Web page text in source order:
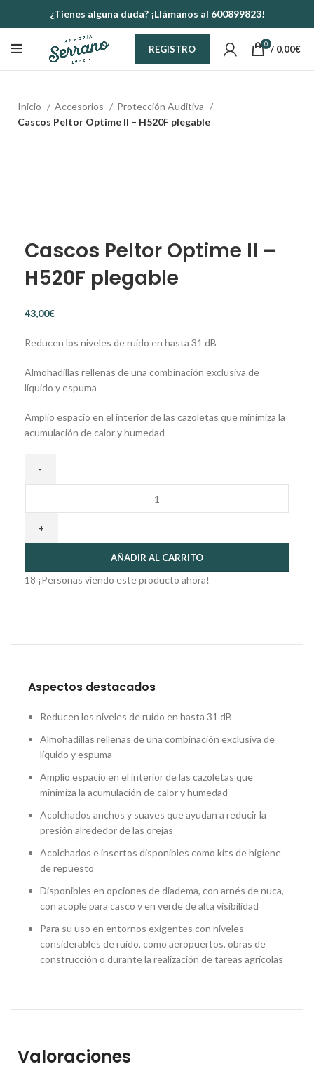
¿Tienes alguna duda? ¡Llámanos al 600899823!
REGISTRO 0 / 0,00€
Inicio Accesorios
Protección Auditiva
Cascos Peltor Optime II – H520F plegable
Cascos Peltor Optime II –
H520F plegable
€
Reducen los niveles de ruido en hasta 31 dB
Almohadillas rellenas de una combinación exclusiva de
líquido y espuma
Amplio espacio en el interior de las cazoletas que minimiza la
acumulación de calor y humedad
AÑADIR AL CARRITO
18 ¡Personas viendo este producto ahora!
Aspectos destacados
Reducen los niveles de ruido en hasta 31 dB
Almohadillas rellenas de una combinación exclusiva de
líquido y espuma
Amplio espacio en el interior de las cazoletas que
minimiza la acumulación de calor y humedad
Acolchados anchos y suaves que ayudan a reducir la
presión alrededor de las orejas
Acolchados e insertos disponibles como kits de higiene
de repuesto
Disponibles en opciones de diadema, con arnés de nuca,
con acople para casco y en verde de alta visibilidad
Para su uso en entornos exigentes con niveles
considerables de ruido, como aeropuertos, obras de
construcción o durante la realización de tareas agrícolas
Valoraciones